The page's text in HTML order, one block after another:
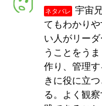
ネタバレ
宇宙
てもわかり
い人がリー
うことをう
作り、管理
きに役に立
る。よく観